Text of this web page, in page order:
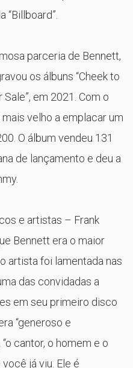
“Billboard”.
parceria de Bennett,
os álbuns “Cheek to
Sale”, em 2021. Com o
velho a emplacar um
O álbum vendeu 131
de lançamento e deu a
e artistas – Frank
Bennett era o maior
artista foi lamentada nas
das convidadas a
em seu primeiro disco
“generoso e
cantor, o homem e o
já viu. Ele é